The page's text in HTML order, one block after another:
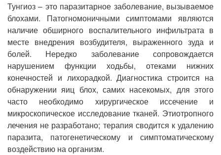
Тунгиоз – это паразитарное заболевание, вызываемое
блохами. Патогномоничными симптомами являются
наличие обширного воспалительного инфильтрата в
месте внедрения возбудителя, выраженного зуда и
болей. Нередко заболевание сопровождается
нарушением функции ходьбы, отеками нижних
конечностей и лихорадкой. Диагностика строится на
обнаружении яиц блох, самих насекомых, для этого
часто необходимо хирургическое иссечение и
микроскопическое исследование тканей. Этиотропного
лечения не разработано; терапия сводится к удалению
паразита, патогенетическому и симптоматическому
воздействию на организм.